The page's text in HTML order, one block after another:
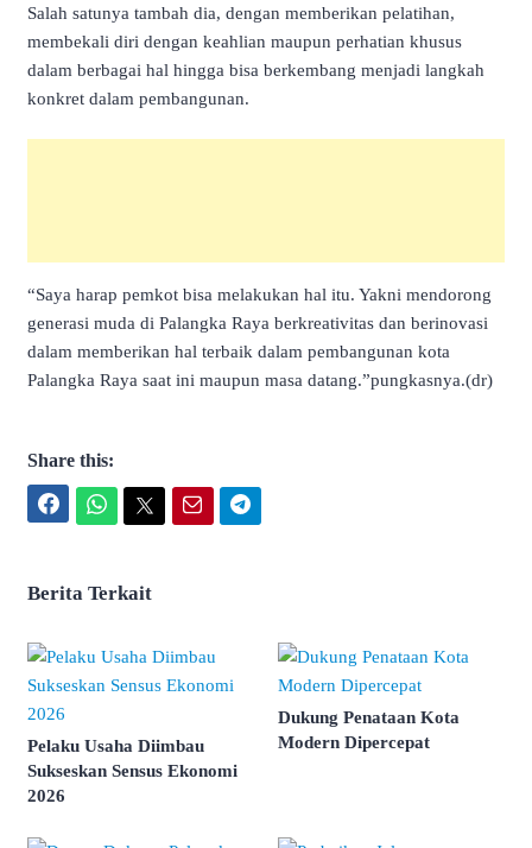
Salah satunya tambah dia, dengan memberikan pelatihan,
membekali diri dengan keahlian maupun perhatian khusus
dalam berbagai hal hingga bisa berkembang menjadi langkah
konkret dalam pembangunan.
“Saya harap pemkot bisa melakukan hal itu. Yakni mendorong
generasi muda di Palangka Raya berkreativitas dan berinovasi
dalam memberikan hal terbaik dalam pembangunan kota
Palangka Raya saat ini maupun masa datang.”pungkasnya.(dr)
Share this:
Berita Terkait
Pelaku Usaha Diimbau
Sukseskan Sensus Ekonomi
2026
Dukung Penataan Kota
Modern Dipercepat